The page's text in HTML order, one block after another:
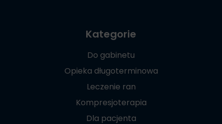
Kategorie
Do gabinetu
Opieka długoterminowa
Leczenie ran
Kompresjoterapia
Dla pacjenta